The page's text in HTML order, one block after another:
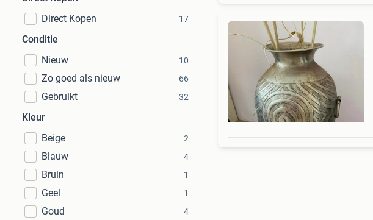
Direct Kopen
17
Conditie
Nieuw
10
Zo goed als nieuw 66
Gebruikt 32
Kleur
Beige
2
Blauw 4
Bruin 1
Geel 1
Goud 4